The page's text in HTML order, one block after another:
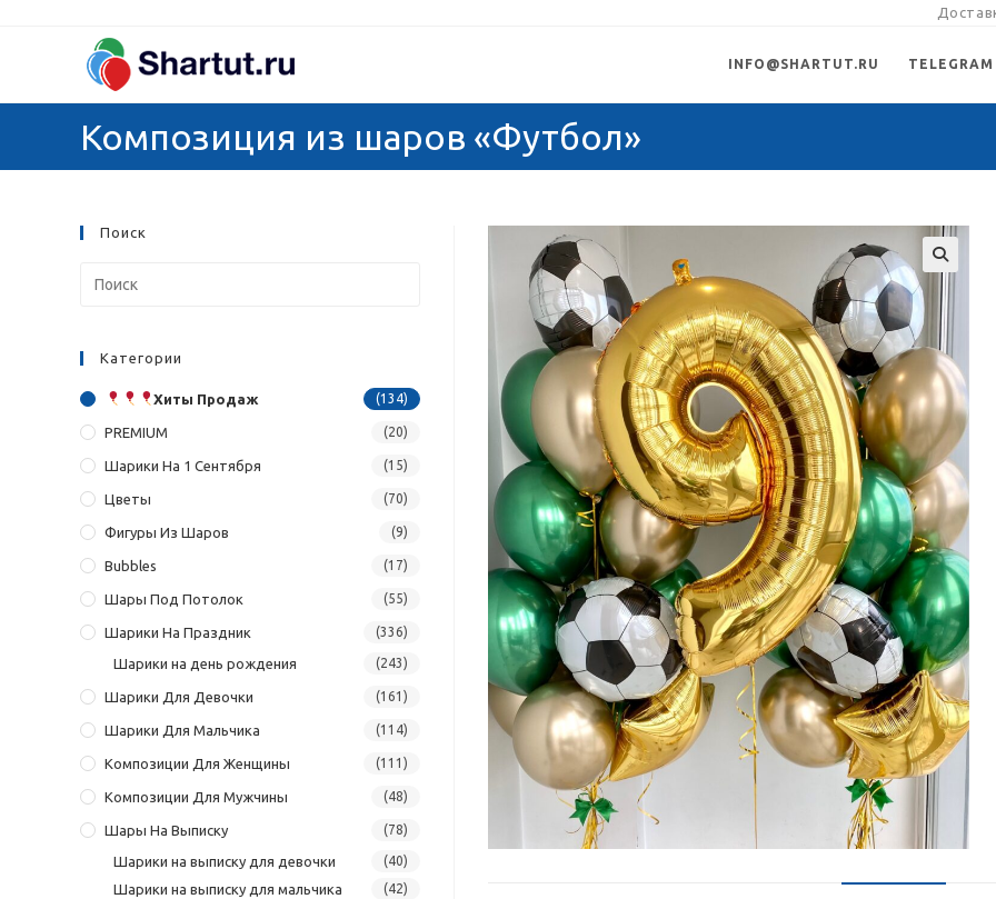
содержимому
INFO@SHARTUT.RU TELEGRAM
Композиция из шаров «Футбол»
Поиск
Категории
Хиты Продаж (134)
PREMIUM (20)
Шарики На 1 Сентября (15)
Цветы (70)
Фигуры Из Шаров (9)
Bubbles (17)
Шары Под Потолок (55)
Шарики На Праздник (336)
Шарики на день рождения (243)
Шарики Для Девочки (161)
Шарики Для Мальчика (114)
Композиции Для Женщины (111)
Композиции Для Мужчины (48)
Шары На Выписку (78)
Шарики на выписку для девочки (40)
Шарики на выписку для мальчика (42)